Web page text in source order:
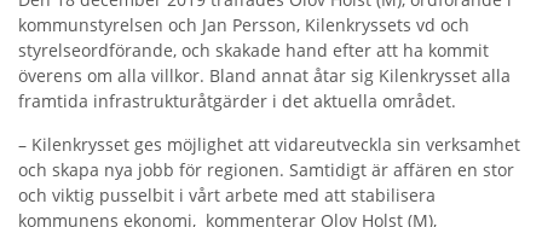
kommunstyrelsen och Jan Persson, Kilenkryssets vd och
styrelseordförande, och skakade hand efter att ha kommit
överens om alla villkor. Bland annat åtar sig Kilenkrysset alla
framtida infrastrukturåtgärder i det aktuella området.
– Kilenkrysset ges möjlighet att vidareutveckla sin verksamhet
och skapa nya jobb för regionen. Samtidigt är affären en stor
och viktig pusselbit i vårt arbete med att stabilisera
kommunens ekonomi, kommenterar Olov Holst (M),